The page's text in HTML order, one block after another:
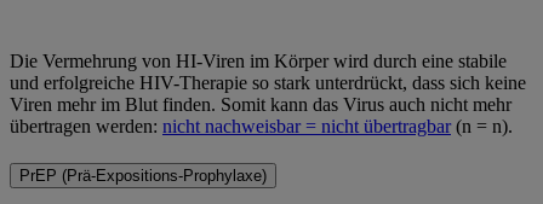
Die Vermehrung von HI-Viren im Körper wird durch eine stabile
und erfolgreiche HIV-Therapie so stark unterdrückt, dass sich keine
Viren mehr im Blut finden. Somit kann das Virus auch nicht mehr
übertragen werden: nicht nachweisbar = nicht übertragbar(n = n).
PrEP (Prä-Expositions-Prophylaxe)